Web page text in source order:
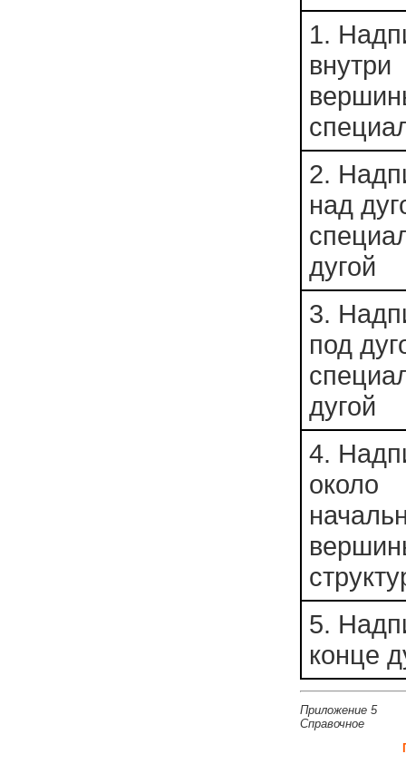
1.
внутри
2.
над
дугой
3.
под
дугой
4.
около
5.
конце
Приложение 5
Справочное